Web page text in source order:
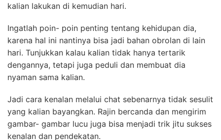
kalian lakukan di kemudian hari.
Ingatlah poin- poin penting tentang kehidupan dia,
karena hal ini nantinya bisa jadi bahan obrolan di lain
hari. Tunjukkan kalau kalian tidak hanya tertarik
dengannya, tetapi juga peduli dan membuat dia
nyaman sama kalian.
Jadi cara kenalan melalui chat sebenarnya tidak sesulit
yang kalian bayangkan. Rajin bercanda dan mengirim
gambar- gambar lucu juga bisa menjadi trik jitu sukses
kenalan dan pendekatan.